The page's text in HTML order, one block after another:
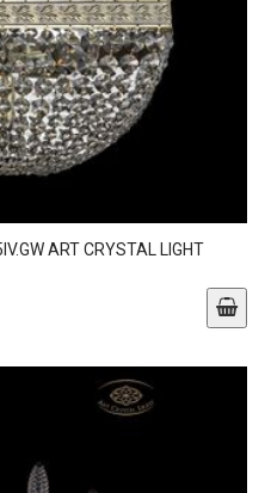
ART CRYSTAL LIGHT